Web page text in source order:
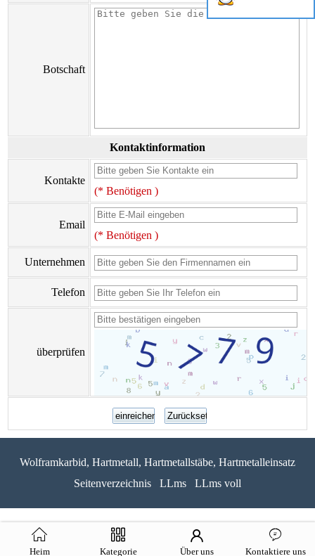
Botschaft
Kontaktinformation
Kontakte
(* Benötigen )
Email
(* Benötigen )
Unternehmen
Telefon
überprüfen
Wolframkarbid, Hartmetall, Hartmetallstäbe, Hartmetalleinsatz
Seitenverzeichnis
LLms LLms voll
Heim Kategorie Über uns Kontaktiere uns